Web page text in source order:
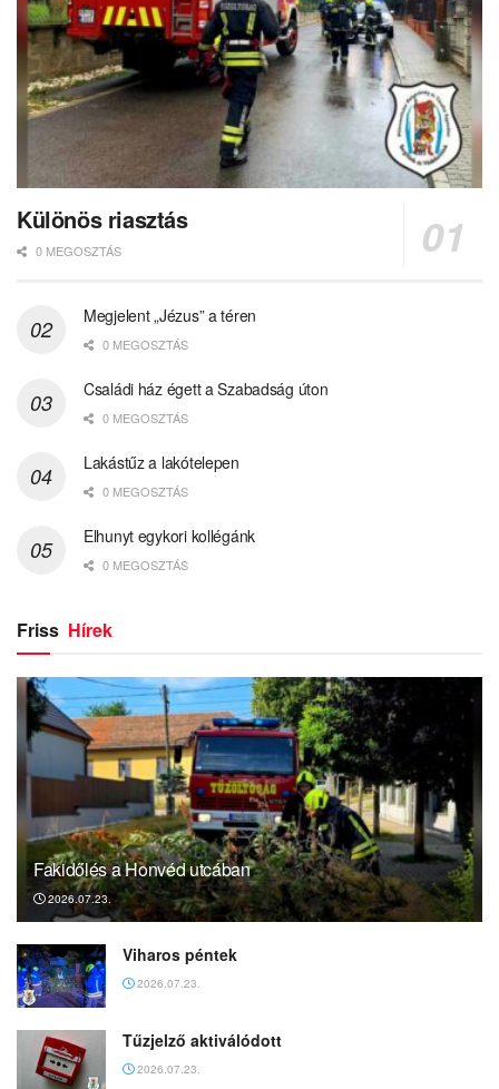
Különös riasztás
0 MEGOSZTÁS
Megjelent „Jézus” a téren
0 MEGOSZTÁS
Családi ház égett a Szabadság úton
0 MEGOSZTÁS
Lakástűz a lakótelepen
0 MEGOSZTÁS
Elhunyt egykori kollégánk
0 MEGOSZTÁS
Friss Hírek
Fakidőlés a Honvéd utcában
2026.07.23.
Viharos péntek
2026.07.23.
Tűzjelző aktiválódott
2026.07.23.